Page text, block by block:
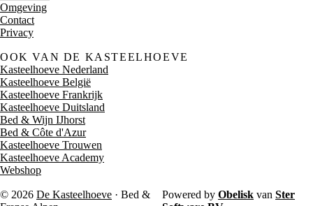
Omgeving
Contact
Privacy
OOK VAN DE KASTEELHOEVE
Kasteelhoeve Nederland
Kasteelhoeve België
Kasteelhoeve Frankrijk
Kasteelhoeve Duitsland
Bed & Wijn IJhorst
Bed & Côte d'Azur
Kasteelhoeve Trouwen
Kasteelhoeve Academy
Webshop
© 2026 De Kasteelhoeve · Bed &
Powered by Obelisk van Ster